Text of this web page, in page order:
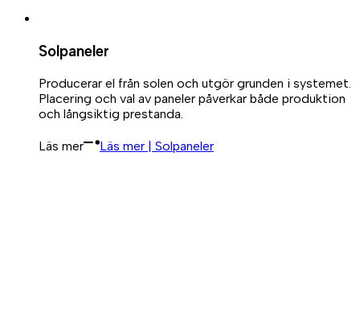
Solpaneler
Producerar el från solen och utgör grunden i systemet.
Placering och val av paneler påverkar både produktion
och långsiktig prestanda.
Läs mer Läs mer | Solpaneler